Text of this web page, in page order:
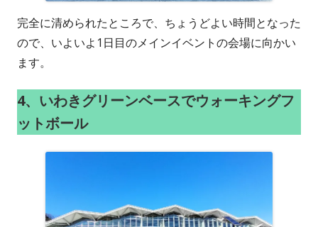
完全に清められたところで、ちょうどよい時間となった
ので、いよいよ1日目のメインイベントの会場に向かい
ます。
4、いわきグリーンベースでウォーキングフ
ットボール